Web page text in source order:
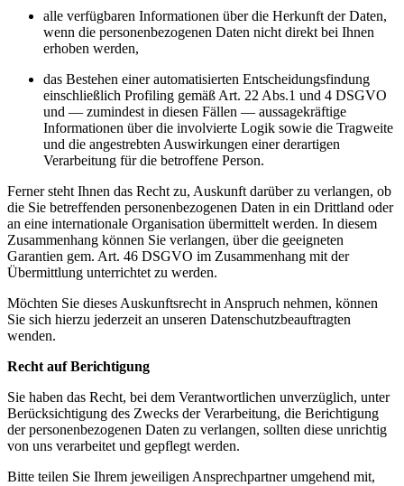
alle verfügbaren Informationen über die Herkunft der Daten,
wenn die personenbezogenen Daten nicht direkt bei Ihnen
erhoben werden,
das Bestehen einer automatisierten Entscheidungsfindung
einschließlich Profiling gemäß Art. 22 Abs.1 und 4 DSGVO
und — zumindest in diesen Fällen — aussagekräftige
Informationen über die involvierte Logik sowie die Tragweite
und die angestrebten Auswirkungen einer derartigen
Verarbeitung für die betroffene Person.
Ferner steht Ihnen das Recht zu, Auskunft darüber zu verlangen, ob
die Sie betreffenden personenbezogenen Daten in ein Drittland oder
an eine internationale Organisation übermittelt werden. In diesem
Zusammenhang können Sie verlangen, über die geeigneten
Garantien gem. Art. 46 DSGVO im Zusammenhang mit der
Übermittlung unterrichtet zu werden.
Möchten Sie dieses Auskunftsrecht in Anspruch nehmen, können
Sie sich hierzu jederzeit an unseren Datenschutzbeauftragten
wenden.
Recht auf Berichtigung
Sie haben das Recht, bei dem Verantwortlichen unverzüglich, unter
Berücksichtigung des Zwecks der Verarbeitung, die Berichtigung
der personenbezogenen Daten zu verlangen, sollten diese unrichtig
von uns verarbeitet und gepflegt werden.
Bitte teilen Sie Ihrem jeweiligen Ansprechpartner umgehend mit,